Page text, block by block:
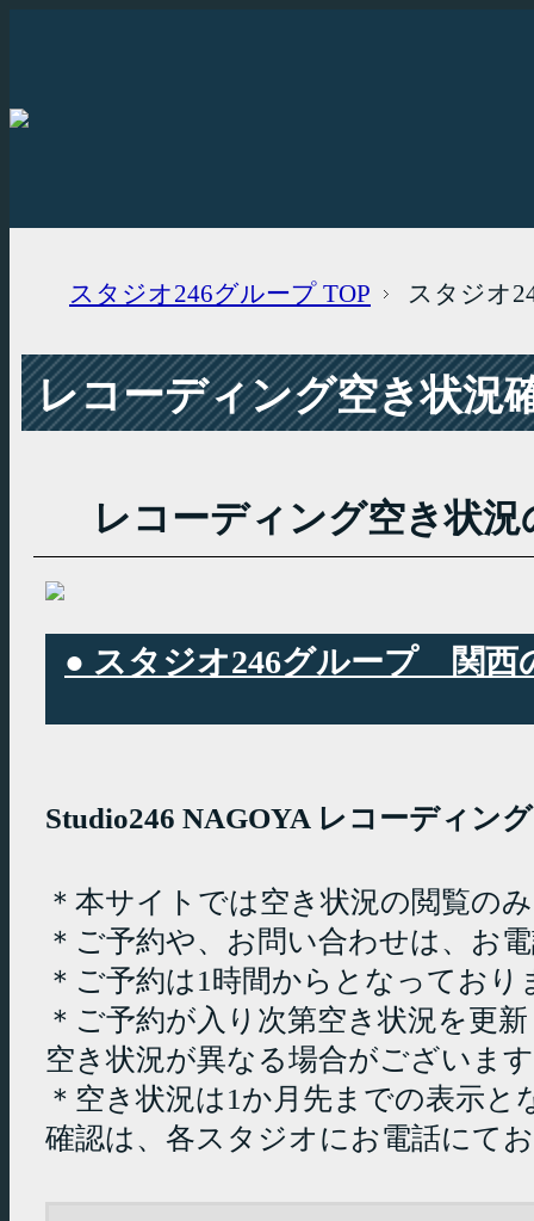
スタジオ246グループ TOP スタジオ
レコーディング空き状況
レコーディング空き状況
● スタジオ246グループ 関西
Studio246 NAGOYA レコーディン
＊本サイトでは空き状況の閲覧の
＊ご予約や、お問い合わせは、お
＊ご予約は1時間からとなっており
＊ご予約が入り次第空き状況を更
空き状況が異なる場合がございま
＊空き状況は1か月先までの表示
確認は、各スタジオにお電話にて